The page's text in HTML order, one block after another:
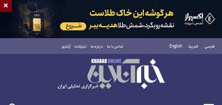
فارسی العربية English تماس با ما درباره ما تبلیغات آرشیو
شنبه ۱۷ مرداد ۱۴۰۵
×